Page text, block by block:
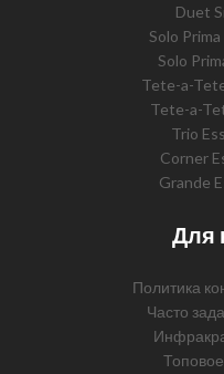
Duet
Solo
Solo
Tete-a-
Tete-a-
Trio
Corner
Grande
Для
Политика
Часто